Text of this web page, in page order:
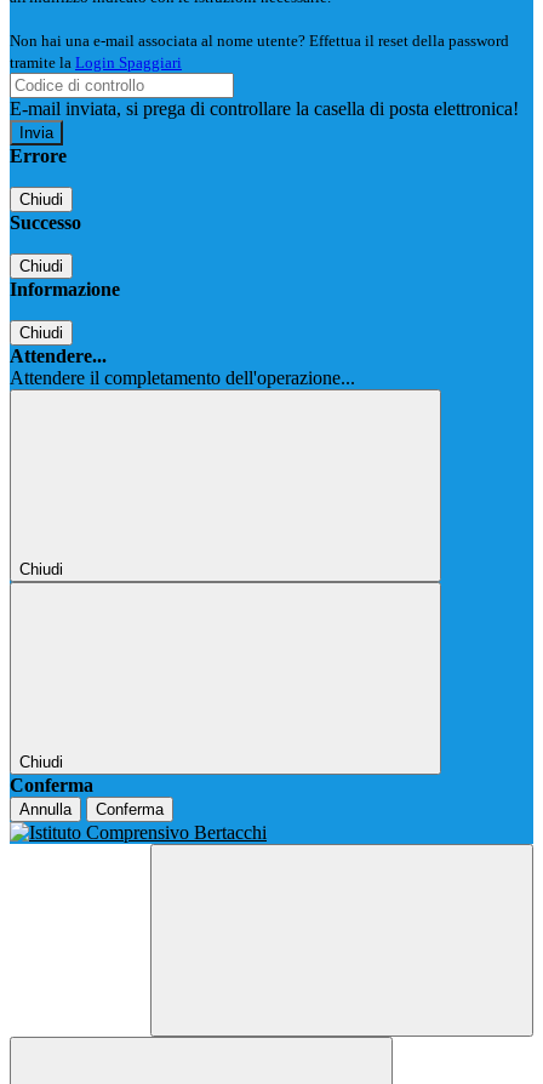
Non hai una e-mail associata al nome utente? Effettua il reset della password
tramite la Login Spaggiari
E-mail inviata, si prega di controllare la casella di posta elettronica!
Errore
Chiudi
Successo
Chiudi
Informazione
Chiudi
Attendere...
Attendere il completamento dell'operazione...
Chiudi
Chiudi
Conferma
Annulla Conferma